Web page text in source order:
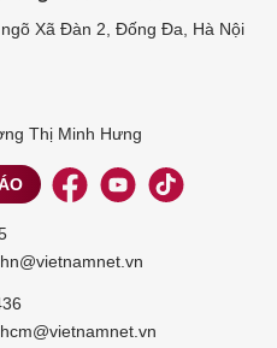
Xã Đàn 2, Đống Đa, Hà Nội
Thị Minh Hưng